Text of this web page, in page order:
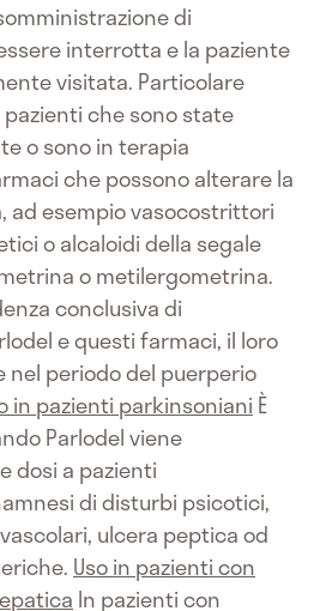
di
interrotta e la paziente
visitata. Particolare
che sono state
o sono in terapia
che possono alterare la
ad esempio vasocostrittori
o alcaloidi della segale
o metilergometrina.
conclusiva di
e questi farmaci, il loro
periodo del puerperio
in pazienti parkinsoniani È
Parlodel viene
dosi a pazienti
di disturbi psicotici,
ulcera peptica od
Uso in pazienti con
In pazienti con